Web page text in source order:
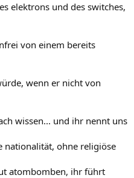
elektrons und des switches,
von einem bereits
wenn er nicht von
wissen... und ihr nennt uns
nationalität, ohne religiöse
atombomben, ihr führt